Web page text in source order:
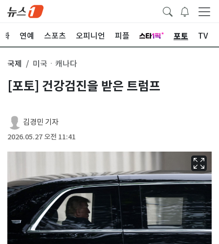
화 연예 스포츠 오피니언 피플 포토 TV
국제 미국ㆍ캐나다
[포토] 건강검진을 받은 트럼프
김경민 기자
2026.05.27 오전 11:41